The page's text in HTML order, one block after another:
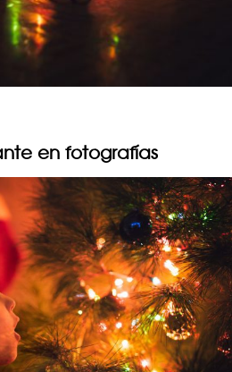
en fotografías